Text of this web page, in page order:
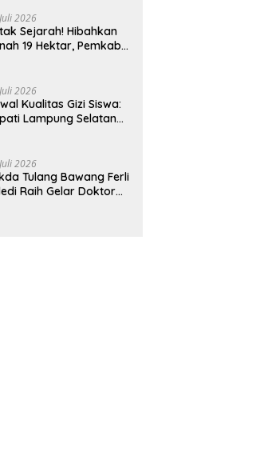
2026
Sejarah! Hibahkan
19 Hektar, Pemkab
Pertama di
2026
Kualitas Gizi Siswa:
Lampung Selatan
Gratis di Natar
2026
Tulang Bawang Ferli
Raih Gelar Doktor